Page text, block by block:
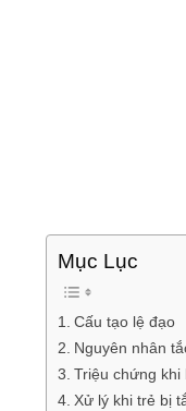
Mục Lục
Cấu tạo lệ đạo
Nguyên nhân
Triệu chứng khi
Xử lý khi trẻ bị